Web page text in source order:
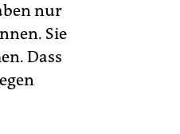
nur
Sie
Dass